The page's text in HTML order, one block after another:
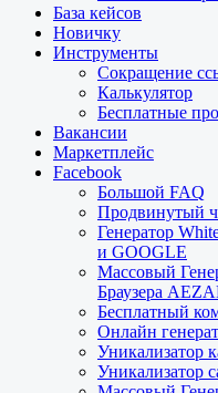
База кейсов
Новичку
Инструменты
Сокращение
Калькулятор
Бесплатные
Вакансии
Маркетплейс
Facebook
Большой FAQ
Продвинутый
Генератор
и GOOGLE
Массовый
Браузера
Бесплатный
Онлайн
Уникализатор
Уникализатор